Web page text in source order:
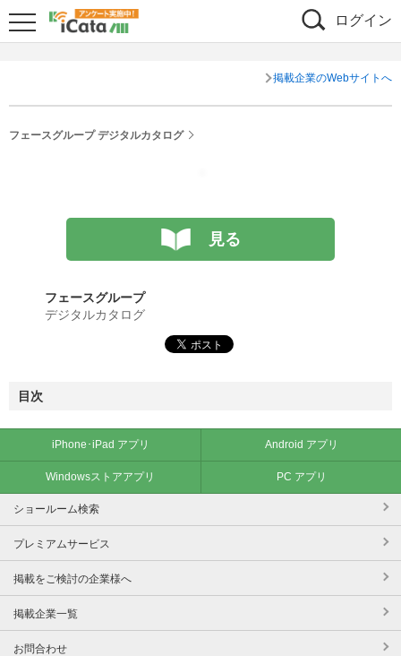
ログイン
掲載企業のWebサイトへ
フェースグループ デジタルカタログ
見る
フェースグループ
デジタルカタログ
目次
iPhone･iPad アプリ Android アプリ
Windowsストアアプリ PC アプリ
ショールーム検索
プレミアムサービス
掲載をご検討の企業様へ
掲載企業一覧
お問合わせ